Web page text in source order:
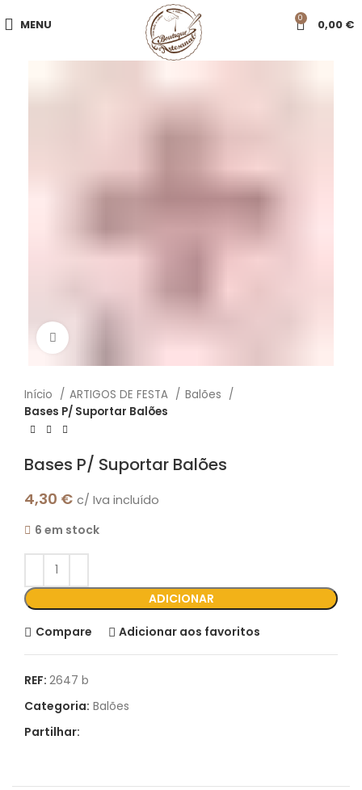
MENU 0 0,00 €
Início ARTIGOS DE FESTA
Balões
Bases P/ Suportar Balões
Bases P/ Suportar Balões
4,30 € c/ Iva incluído
6 em stock
ADICIONAR
Compare Adicionar aos favoritos
REF: 2647 b
Categoria: Balões
Partilhar: